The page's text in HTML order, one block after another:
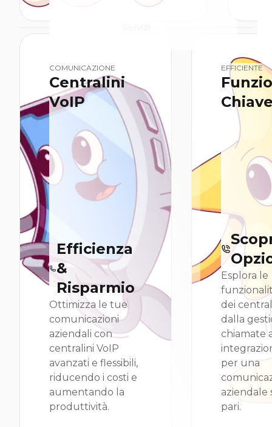
COMUNICAZIONE
Centralini
VoIP
Efficienza
&
Risparmio
Ottimizza le tue
comunicazioni
aziendali con
centralini VoIP
avanzati e flessibili,
riducendo i costi e
aumentando la
produttività.
EFFICIENTE
Esplora le
dei
dalla
chiamate
per una
aziendale
pari.